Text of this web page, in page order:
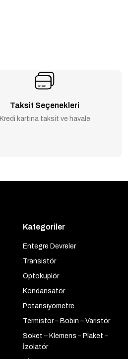
Taksit Seçenekleri
Kredi kartına taksit ve havale
Kategoriler
Entegre Devreler
Transistör
Optokuplör
Kondansatör
Potansiyometre
Termistör – Bobin – Varistör
Soket – Klemens – Plaket –
İzolatör